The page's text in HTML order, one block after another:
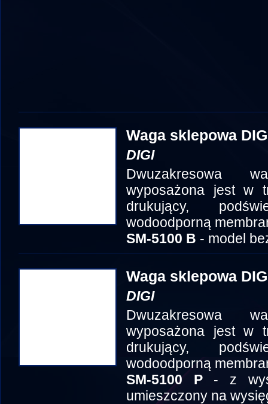
Waga sklepowa
DIGI
Dwuzakresowa
wyposażona jest w
drukujący,
wodoodporną
SM-5100 B - model
Waga sklepowa
DIGI
Dwuzakresowa
wyposażona jest w
drukujący,
wodoodporną
SM-5100 P- z
umieszczony na